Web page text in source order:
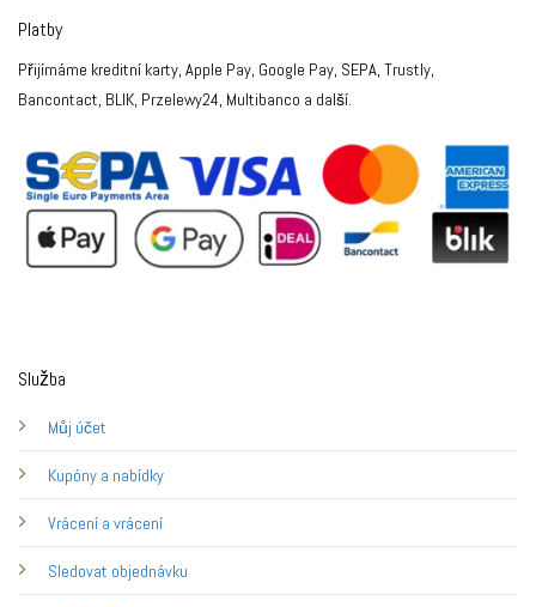
Služba
Můj účet
Kupóny a nabídky
Vrácení a vrácení
Sledovat objednávku
Platby
Přijímáme kreditní karty, Apple Pay, Google Pay, SEPA, Trustly,
Bancontact, BLIK, Przelewy24, Multibanco a další.